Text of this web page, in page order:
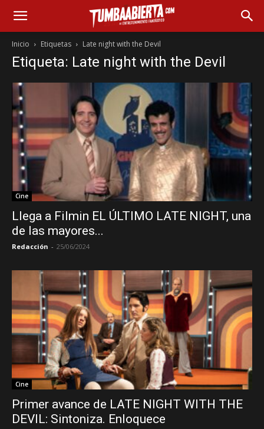
Inicio Etiquetas Late night with the Devil
Etiqueta: Late night with the Devil
Cine
Llega a Filmin EL ÚLTIMO LATE NIGHT, una
de las mayores...
Redacción - 25/06/2024
Cine
Primer avance de LATE NIGHT WITH THE
DEVIL: Sintoniza. Enloquece